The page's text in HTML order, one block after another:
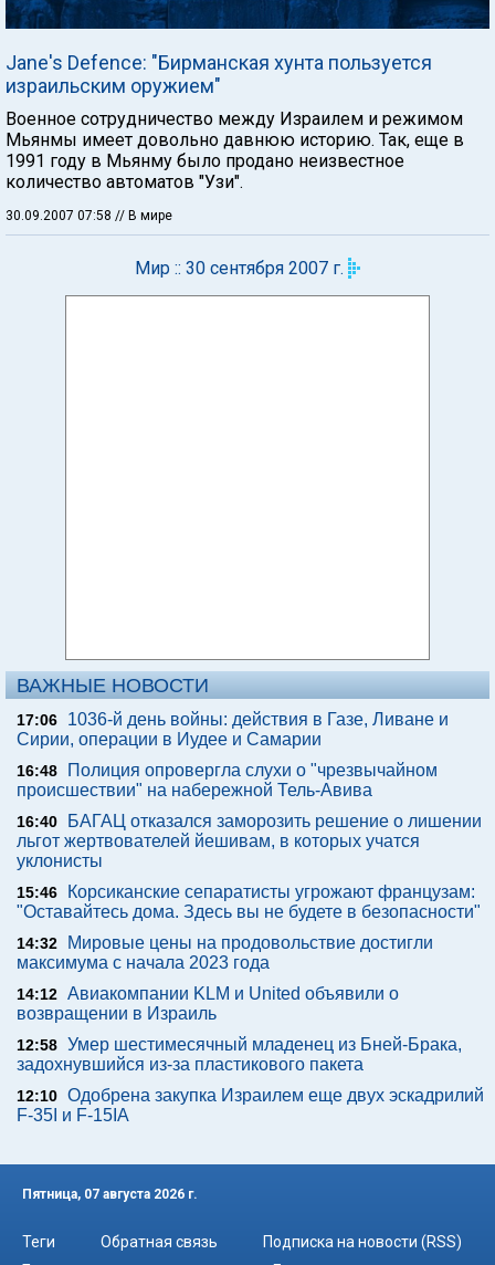
Jane's Defence: "Бирманская хунта пользуется
израильским оружием"
Военное сотрудничество между Израилем и режимом
Мьянмы имеет довольно давнюю историю. Так, еще в
1991 году в Мьянму было продано неизвестное
количество автоматов "Узи".
30.09.2007 07:58 // В мире
Мир :: 30 сентября 2007 г.
ВАЖНЫЕ НОВОСТИ
17:06
1036-й день войны: действия в Газе, Ливане и
Сирии, операции в Иудее и Самарии
16:48
Полиция опровергла слухи о "чрезвычайном
происшествии" на набережной Тель-Авива
16:40
БАГАЦ отказался заморозить решение о лишении
льгот жертвователей йешивам, в которых учатся
уклонисты
15:46
Корсиканские сепаратисты угрожают французам:
"Оставайтесь дома. Здесь вы не будете в безопасности"
14:32
Мировые цены на продовольствие достигли
максимума с начала 2023 года
14:12 Авиакомпании KLM и United объявили о
возвращении в Израиль
12:58 Умер шестимесячный младенец из Бней-Брака,
задохнувшийся из-за пластикового пакета
12:10 Одобрена закупка Израилем еще двух эскадрилий
F-35I и F-15IA
Пятница, 07 августа 2026 г.
Теги Обратная связь
Подписка на новости (RSS)